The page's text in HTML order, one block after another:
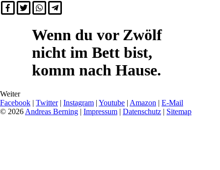
Wenn du vor Zwölf
nicht im Bett bist,
komm nach Hause.
Weiter
Facebook | Twitter| Instagram | Youtube | Amazon | E-Mail
© 2026 Andreas Berning | Impressum | Datenschutz | Sitemap